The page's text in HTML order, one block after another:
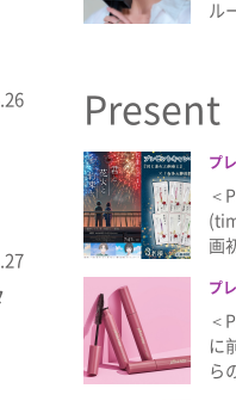
ル
Present
プ
＜
画
プ
＜
に
ら